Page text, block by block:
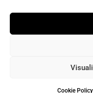
Cookie Policy